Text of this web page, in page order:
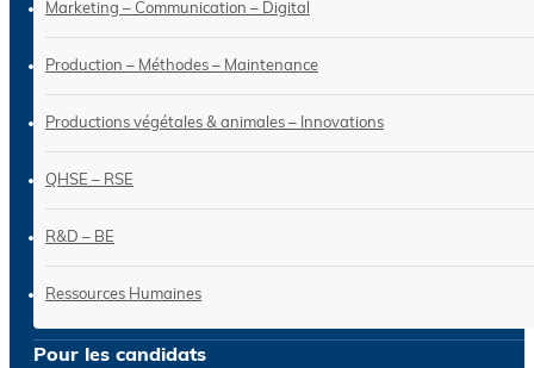
Marketing – Communication – Digital
Production – Méthodes – Maintenance
Productions végétales & animales – Innovations
QHSE – RSE
R&D – BE
Ressources Humaines
Pour les candidats